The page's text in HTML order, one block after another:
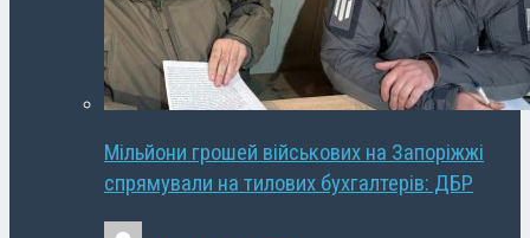
Мільйони грошей військових на Запоріжжі
спрямували на тилових бухгалтерів: ДБР